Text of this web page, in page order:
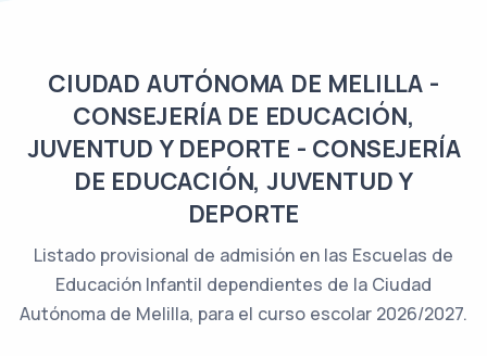
CIUDAD AUTÓNOMA DE MELILLA -
CONSEJERÍA DE EDUCACIÓN,
JUVENTUD Y DEPORTE - CONSEJERÍA
DE EDUCACIÓN, JUVENTUD Y
DEPORTE
Listado provisional de admisión en las Escuelas de
Educación Infantil dependientes de la Ciudad
Autónoma de Melilla, para el curso escolar 2026/2027.